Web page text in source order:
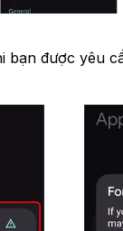
bạn được yêu